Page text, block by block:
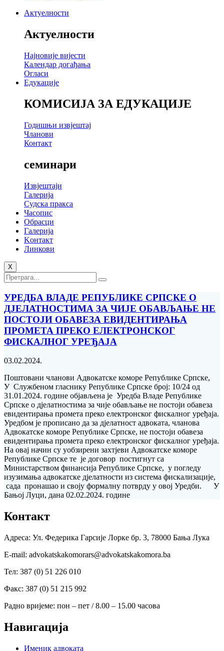
Актуелности
Актуелности
Најновије вијести
Календар догађања
Огласи
Едукације
КОМИСИЈА ЗА ЕДУКАЦИЈЕ
Годишњи извјештај
Чланови
Контакт
семинари
Извјештаји
Галерија
Судска пракса
Часопис
Обрасци
Галерија
Kонтакт
Линкови
X
УРЕДБА ВЛАДЕ РЕПУБЛИКЕ СРПСКЕ О
ДЈЕЛАТНОСТИМА ЗА ЧИЈЕ ОБАВЉАЊЕ НЕ
ПОСТОЈИ ОБАВЕЗА ЕВИДЕНТИРАЊА
ПРОМЕТА ПРЕКО ЕЛЕКТРОНСКОГ
ФИСКАЛНОГ УРЕЂАЈА
03.02.2024.
Поштовани чланови Адвокатске коморе Републике Српске,
У Службеном гласнику Републике Српске број: 10/24 од
31.01.2024. године објављена је Уредба Владе Републике
Српске о дјелатностима за чије обављање не постоји обавеза
евидентирања промета преко електронског фискалног уређаја.
Уредбом је прописано да за дјелатност адвоката, чланова
Адвокатске коморе Републике Српске, не постоји обавеза
евидентирања промета преко електронског фискалног уређаја.
На овај начин су уобзирени захтјеви Адвокатске коморе
Републике Српске те je договор постигнут са
Министарством финансија Републике Српске, у погледу
изузимања адвокатске дјелатности из система фискализације,
сада пронашао и своју формалну потврду у овој Уредби. У
Бањој Луци, дана 02.02.2024. године
Контакт
Адреса: Ул. Федерика Гарсије Лорке бр. 3, 78000 Бања Лука
Е-mail: advokatskakomorars@advokatskakomora.ba
Тел: 387 (0) 51 226 010
Факс: 387 (0) 51 215 992
Радно вријеме: пон – пет / 8.00 – 15.00 часова
Навигација
Именик адвоката